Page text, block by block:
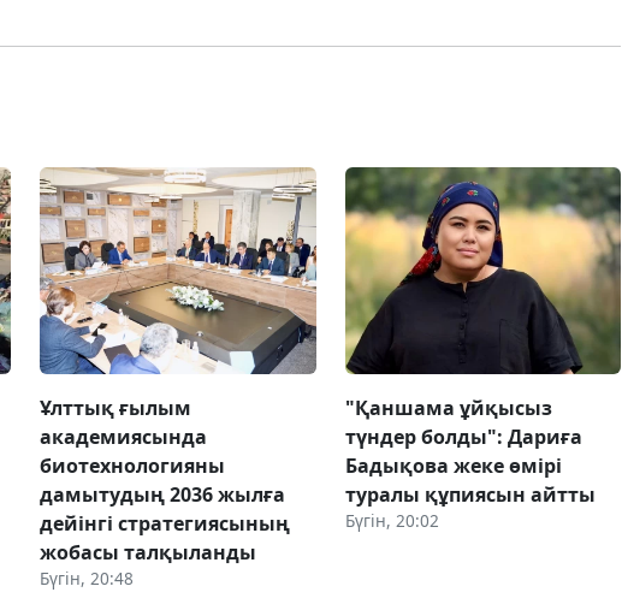
Ұлттық ғылым
академиясында
биотехнологияны
дамытудың 2036 жылға
дейінгі стратегиясының
жобасы талқыланды
Бүгін, 20:48
"Қаншама ұйқысыз
түндер болды": Дариға
Бадықова жеке өмірі
туралы құпиясын айтты
Бүгін, 20:02